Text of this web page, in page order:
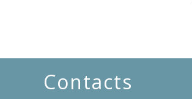
Contacts